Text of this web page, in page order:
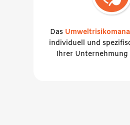
Das
individuell und
Ihrer Unternehmung